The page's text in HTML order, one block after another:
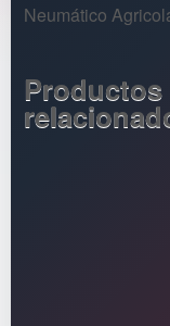
Neumático
Productos